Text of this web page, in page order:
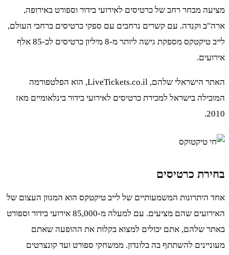
מציעה מבחר רחב של כרטיסים לאירועי בידור וספורט באירופה,
ארה"ב וקנדה. עם קשרים נרחבים עם ספקי כרטיסים ברחבי העולם,
לייב טיקטקס מספקת גישה ליותר מ-8 מיליון כרטיסים לכ-85 אלף
אירועים.
האתר הישראלי שלהם, LiveTickets.co.il, הוא הפלטפורמה
המובילה בישראל למכירת כרטיסים לאירועי בידור בינלאומיים מאז
2010.
בחירת כרטיסים
אחד היתרונות המשמעותיים של לייב טיקטקס הוא המגוון העצום של
האירועים שהם מציעים. עם למעלה מ-85,000 אירועי בידור וספורט
באתר שלהם, אתם יכולים למצוא בקלות את ההופעה שאתם
מעוניינים להשתתף בה בלונדון. ממשחקי ספורט ועד קונצרטים